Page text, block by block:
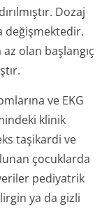
Dozaj
değişmektedir.
az olan başlangıç
ve EKG
klinik
taşikardi ve
çocuklarda
pediyatrik
ya da gizli